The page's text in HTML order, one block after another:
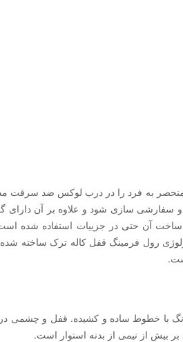
ساخت آن حتی در جزییات استفاده
با خطوط ساده و کشیده. قفل و چشمی
بیش از نیمی از بدنه استوار است.